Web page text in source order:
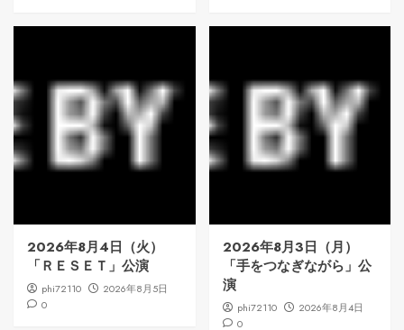
2026年8月4日（火）
「ＲＥＳＥＴ」公演
phi72110
2026年8月5日
0
2026年8月3日（月）
「手をつなぎながら」公
演
phi72110
2026年8月4日
0